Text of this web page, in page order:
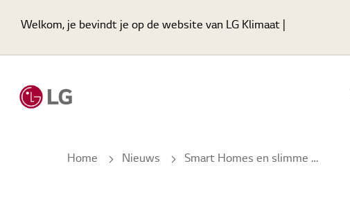
Welkom, je bevindt je op de website van LG Klimaat |
Home Nieuws Smart Homes en slimme HVAC-systemen – deel 1